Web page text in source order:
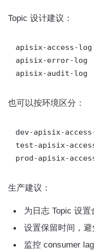
Topic 设计建议：
apisix-access-log
apisix-error-log
也可以按环境区分：
dev-apisix-
test-apisix-
生产建议：
为日志 Topic 设置
设置保留时间，避
监控 consumer lag